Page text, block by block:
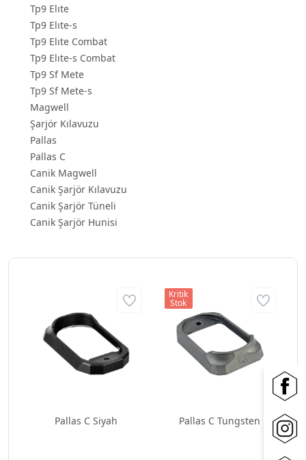
Tp9 Elıte
Tp9 Elıte-s
Tp9 Elıte Combat
Tp9 Elıte-s Combat
Tp9 Sf Mete
Tp9 Sf Mete-s
Magwell
Şarjör Kılavuzu
Pallas
Pallas C
Canik Magwell
Canik Şarjör Kılavuzu
Canik Şarjör Tüneli
Canik Şarjör Hunisi
Pallas C Siyah Pallas C Tungsten
Kritik
Stok